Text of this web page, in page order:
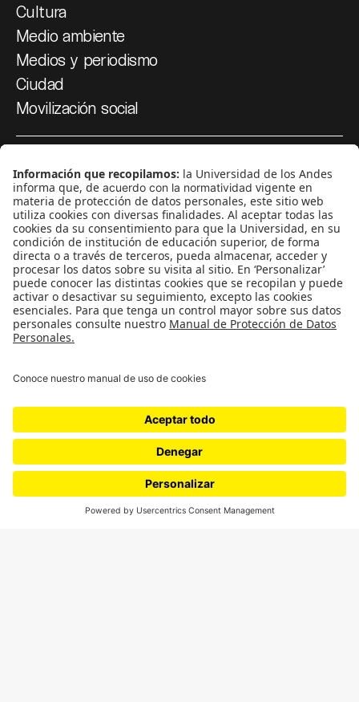
Cultura
Medio ambiente
Medios y periodismo
Ciudad
Movilización social
¿Quiénes somos?
Podcasts
Ediciones especiales
Proyectos 070
SÍGUENOS
¿Quieres escribir en 070?
CONTÁCTANOS
cerosetenta@uniandes.edu.co